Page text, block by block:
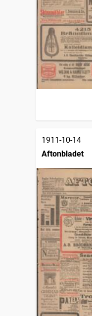
1911-10-14
Aftonbladet